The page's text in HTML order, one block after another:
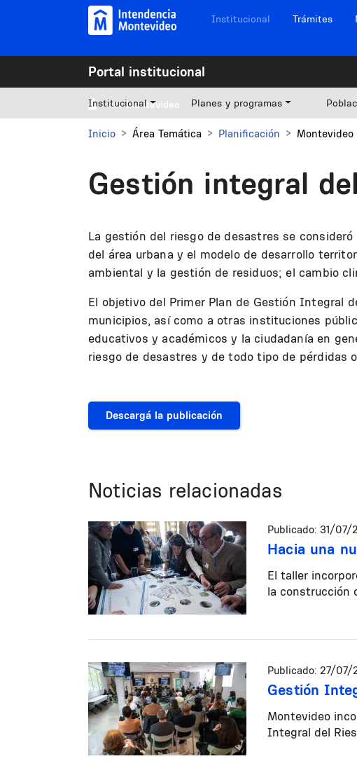
Pasar al contenido principal Navegación sitios
Institucional Trámites
Portal institucional
Mi Montevideo
Institucional Planes y programas
Inicio Área Temática Planificación
Gestión integral
La gestión del riesgo de desastres se
del área urbana y el modelo de desarrollo
ambiental y la gestión de residuos; el cambio
El objetivo del Primer Plan de Gestión Integral
municipios, así como a otras instituciones
educativos y académicos y la ciudadanía en
riesgo de desastres y de todo tipo de pérdidas
Descargá la publicación
Noticias relacionadas
Publicado: 31/07/
Hacia una
El taller
la construcción
Publicado: 27/07/
Gestión
Montevideo
Integral del